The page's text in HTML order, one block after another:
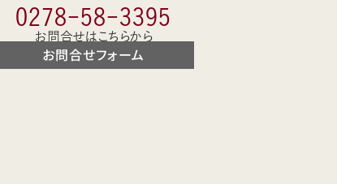
0278-58-3395
お問合せはこちらから
お問合せフォーム